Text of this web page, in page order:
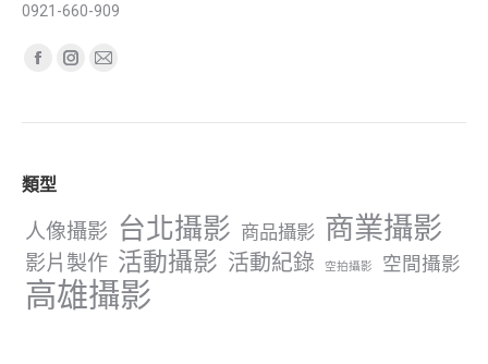
0921-660-909
Find us on:
Facebook
opens
new
Instagram
opens
Mail
opens
window
類型
人像攝影 台北攝影 商品攝影 商業攝影
影片製作 活動攝影 活動紀錄 空拍攝影 空間攝影
高雄攝影